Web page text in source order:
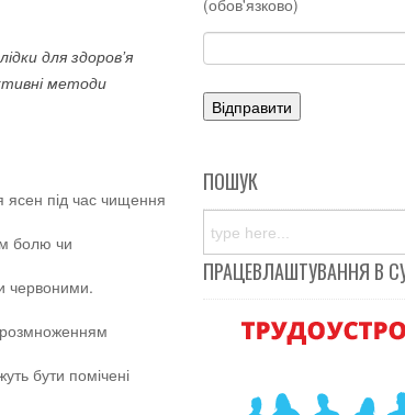
для здоров’я
методи
ясен під час чищення
болю чи
червоними.
розмноженням
бути помічені
(обов'язково)
ПОШУК
ПРАЦЕВЛАШТУВАННЯ В